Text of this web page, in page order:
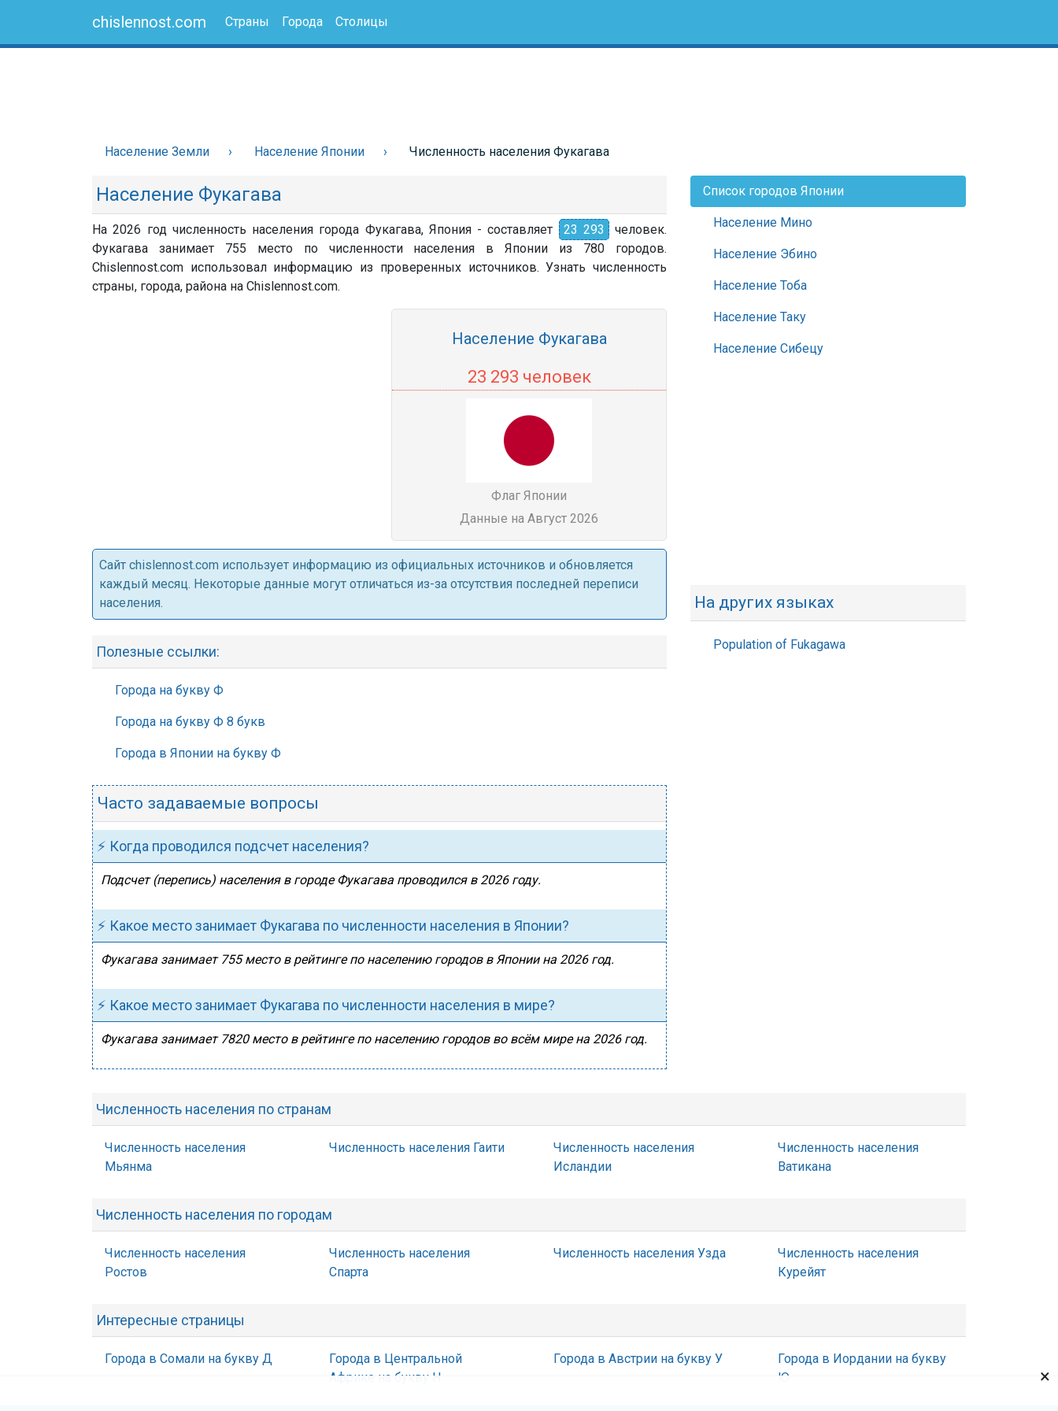
chislennost.com Страны Города Столицы
Население Земли Население Японии Численность населения Фукагава
Население Фукагава
На 2026 год численность населения города Фукагава, Япония - составляет 23 293 человек.
Фукагава занимает 755 место по численности населения в Японии из 780 городов.
Chislennost.com использовал информацию из проверенных источников. Узнать численность
страны, города, района на Chislennost.com.
Население Фукагава
23 293 человек
Флаг Японии
Данные на Август 2026
Cайт chislennost.com использует информацию из официальных источников и обновляется
каждый месяц. Некоторые данные могут отличаться из-за отсутствия последней переписи
населения.
Полезные ссылки:
Города на букву Ф
Города на букву Ф 8 букв
Города в Японии на букву Ф
Часто задаваемые вопросы
⚡ Когда проводился подсчет населения?
Подсчет (перепись) населения в городе Фукагава проводился в 2026 году.
⚡ Какое место занимает Фукагава по численности населения в Японии?
Фукагава занимает 755 место в рейтинге по населению городов в Японии на 2026 год.
⚡ Какое место занимает Фукагава по численности населения в мире?
Фукагава занимает 7820 место в рейтинге по населению городов во всём мире на 2026 год.
Список городов Японии
Население Мино
Население Эбино
Население Тоба
Население Таку
Население Сибецу
На других языках
Population of Fukagawa
Численность населения по странам
Численность населения
Мьянма
Численность населения Гаити
Численность населения
Исландии
Численность населения
Ватикана
Численность населения по городам
Численность населения
Ростов
Численность населения
Спарта
Численность населения Узда
Численность населения
Курейят
Интересные страницы
Города в Сомали на букву Д
Города в Центральной
Африке на букву Н
Города в Австрии на букву У
Города в Иордании на букву
Ю
×